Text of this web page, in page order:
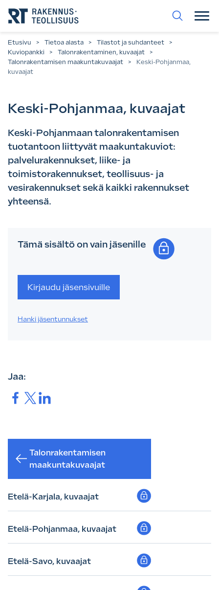
suoraan
sisältöön.
Etusivu > Tietoa alasta > Tilastot ja suhdanteet
>
Kuviopankki
> Talonrakentaminen, kuvaajat
>
Talonrakentamisen maakuntakuvaajat
>
Keski-Pohjanmaa,
kuvaajat
Keski-Pohjanmaa, kuvaajat
Keski-Pohjanmaan talonrakentamisen
tuotantoon liittyvät maakuntakuviot:
palvelurakennukset, liike- ja
toimistorakennukset, teollisuus- ja
vesirakennukset sekä kaikki rakennukset
yhteensä.
Tämä sisältö on vain jäsenille
Kirjaudu jäsensivuille
Hanki jäsentunnukset
Jaa:
Jaa. Jaa.Jaa.
Talonrakentamisen
maakuntakuvaajat
Etelä-Karjala, kuvaajat
Etelä-Pohjanmaa, kuvaajat
Etelä-Savo, kuvaajat